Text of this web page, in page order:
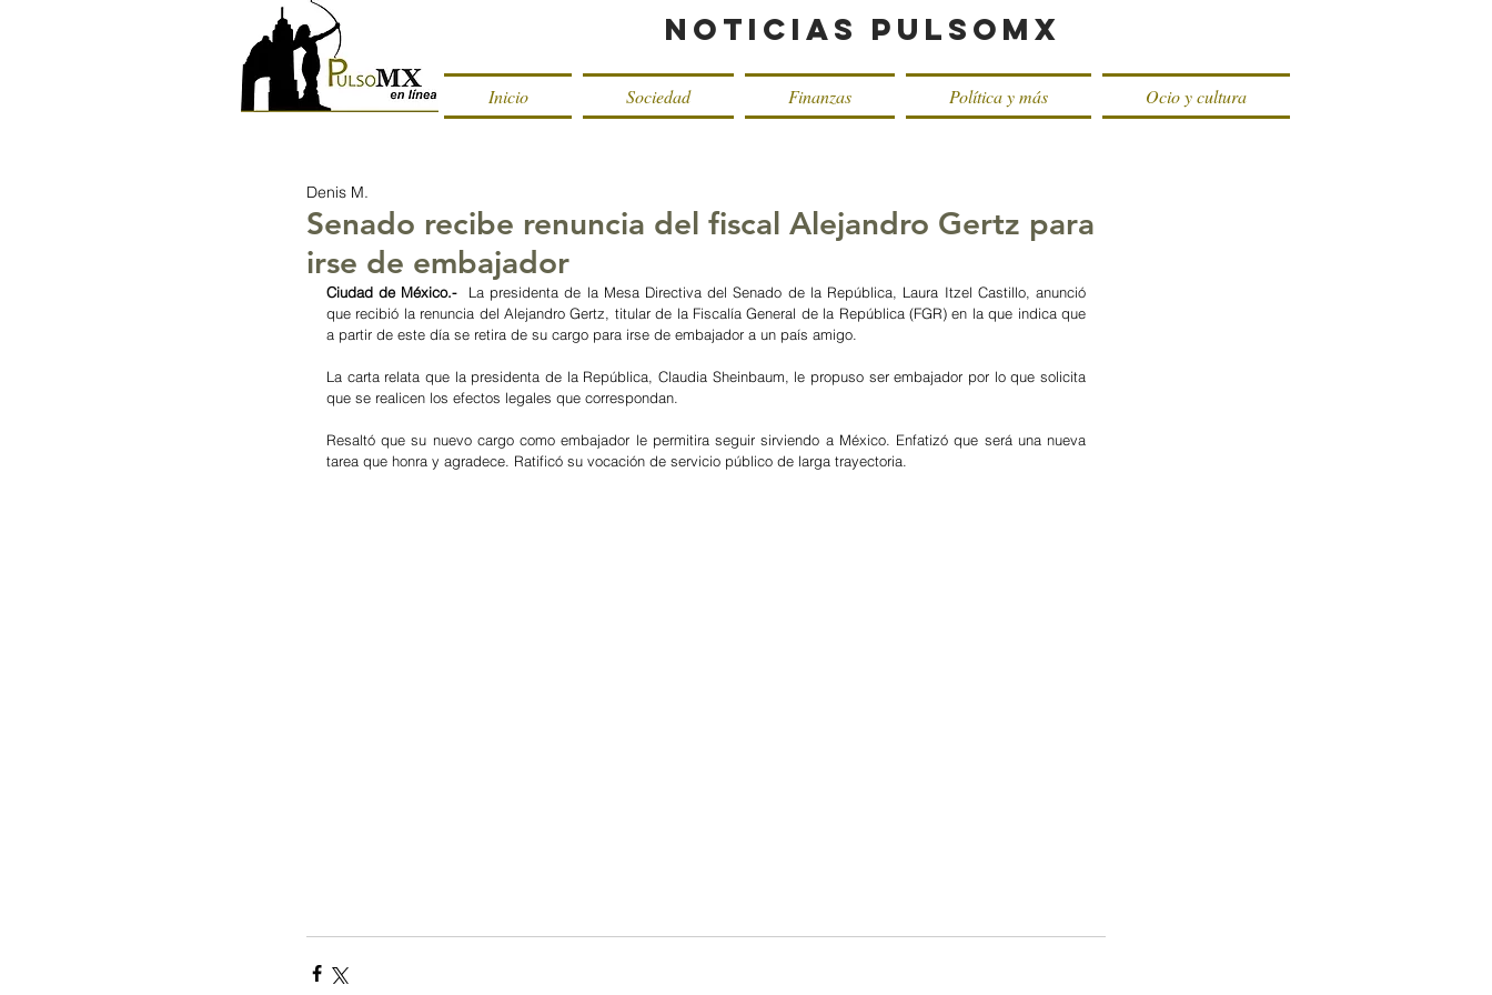
Noticias PulsoMX
Inicio Sociedad Finanzas Política y más Ocio y cultura
Senado recibe renuncia del fiscal Alejandro Gertz para
irse de embajador
Denis M.
Ciudad de México.- La presidenta de la Mesa Directiva del Senado de la República, Laura Itzel Castillo, anunció
que recibió la renuncia del Alejandro Gertz, titular de la Fiscalía General de la República (FGR) en la que indica que
a partir de este día se retira de su cargo para irse de embajador a un país amigo.
La carta relata que la presidenta de la República, Claudia Sheinbaum, le propuso ser embajador por lo que solicita
que se realicen los efectos legales que correspondan.
Resaltó que su nuevo cargo como embajador le permitira seguir sirviendo a México. Enfatizó que será una nueva
tarea que honra y agradece. Ratificó su vocación de servicio público de larga trayectoria.